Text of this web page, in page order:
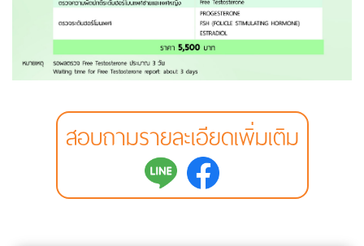
สอบถามรายละเอียดเพิ่มเติม